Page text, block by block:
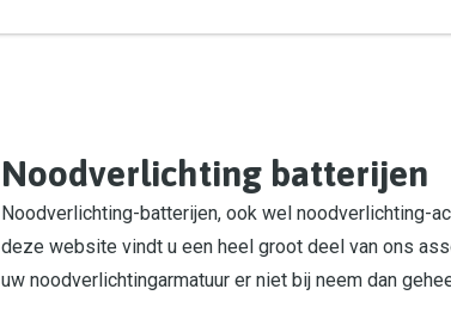
Noodverlichting batterijen
Noodverlichting-batterijen, ook wel noodverlichting-
deze website vindt u een heel groot deel van ons
uw noodverlichtingarmatuur er niet bij neem dan